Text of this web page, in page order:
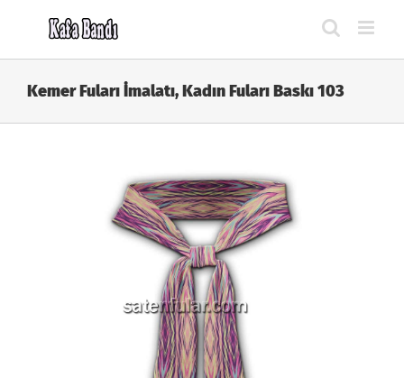
Kemer Fuları İmalatı, Kadın Fuları Baskı 103